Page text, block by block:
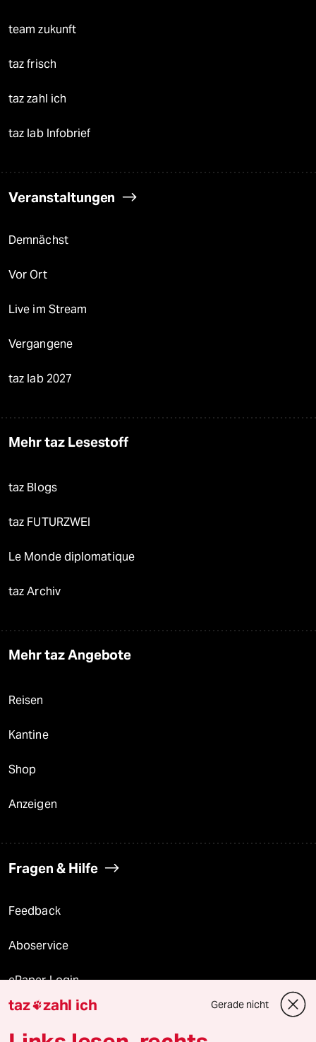
team zukunft
taz frisch
taz zahl ich
taz lab Infobrief
Veranstaltungen
Demnächst
Vor Ort
Live im Stream
Vergangene
taz lab 2027
Mehr taz Lesestoff
taz Blogs
taz FUTURZWEI
Le Monde diplomatique
taz Archiv
Mehr taz Angebote
Reisen
Kantine
Shop
Anzeigen
Fragen & Hilfe
Feedback
Aboservice
ePaper Login
Downloads für Abonnierende
taz zahl ich Gerade nicht